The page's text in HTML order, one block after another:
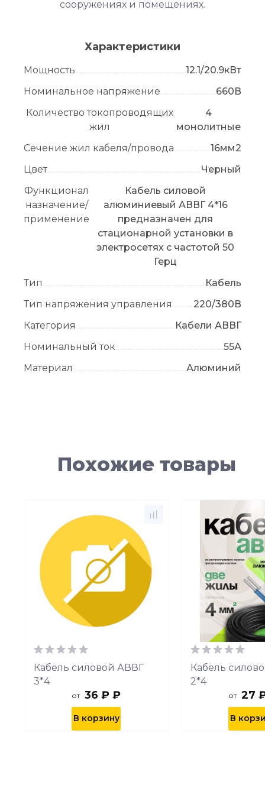
сооружениях и помещениях.
Характеристики
Мощность
12.1/20.9кВт
Номинальное напряжение
660В
Количество токопроводящих
жил
4
монолитные
Сечение жил кабеля/провода
16мм2
Цвет
Черный
Функционал
назначение/
применение
Кабель силовой
алюминиевый АВВГ 4*16
предназначен для
стационарной установки в
электросетях с частотой 50
Герц
Тип
Кабель
Тип напряжения управления
220/380В
Категория
Кабели АВВГ
Номинальный ток
55А
Материал
Алюминий
Похожие товары
Кабель силовой АВВГ
3*4
от 36 ₽ ₽
В корзину
Кабель
2*4
от 27
В